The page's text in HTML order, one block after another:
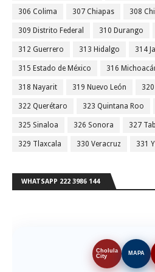
306 Colima 307 Chiapas 308
309 Distrito Federal 310 Durango
312 Guerrero 313 Hidalgo 314
315 Estado de México 316
318 Nayarit 319 Nuevo León
322 Querétaro 323 Quintana Roo
325 Sinaloa 326 Sonora 327
329 Tlaxcala 330 Veracruz 331
WHATSAPP 222 3986 144
Cholula
City
MAPA